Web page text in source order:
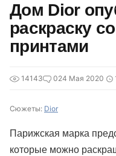
Дом Dior
раскраску
принтами
14143 024 Мая 2020
Сюжеты: Dior
Парижская марка
которые можно